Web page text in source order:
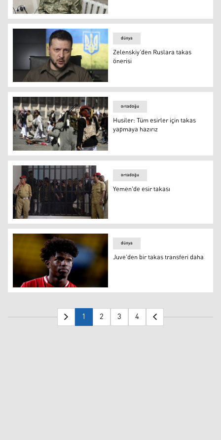
Viktor Medvedçuk
Zelenskiy’den Ruslara takas önerisi
dünya
Zelenskiy’den Ruslara takas
önerisi
Husiler: Tüm esirler için takas yapmaya hazırız
ortadoğu
Husiler: Tüm esirler için takas
yapmaya hazırız
Yemen'de esir takası
ortadoğu
Yemen'de esir takası
Juve’den bir takas transferi daha
dünya
Juve’den bir takas transferi daha
1 2 3 4